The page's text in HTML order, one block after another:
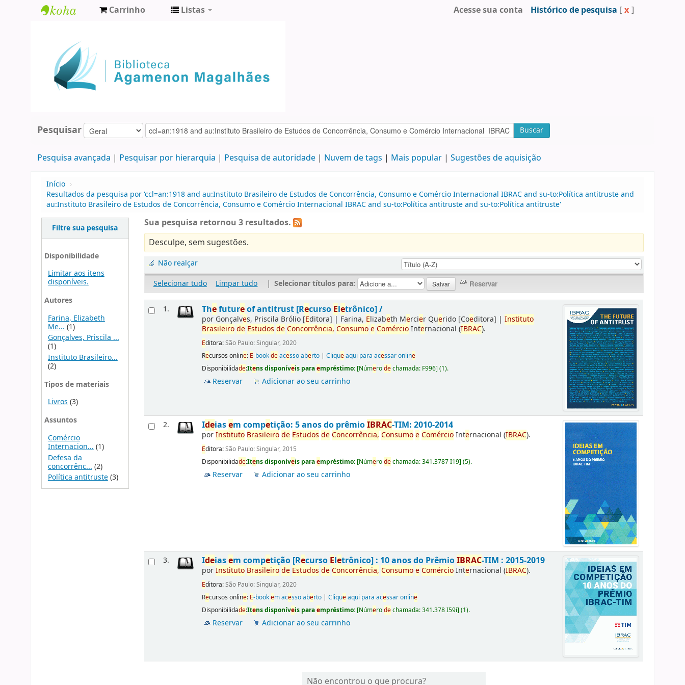
Agamenon
Magalhães
Carrinho Listas Acesse sua conta Histórico de pesquisa [ x ]
Pesquisar Buscar
Pesquisa avançada Pesquisar por hierarquia Pesquisa de autoridade Nuvem de tags Mais popular Sugestões de aquisição
Início ›
Resultados da pesquisa por 'ccl=an:1918 and au:Instituto Brasileiro de Estudos de Concorrência, Consumo e Comércio Internacional IBRAC and su-to:Política antitruste and
au:Instituto Brasileiro de Estudos de Concorrência, Consumo e Comércio Internacional IBRAC and su-to:Política antitruste and su-to:Política antitruste'
Filtre sua pesquisa
Disponibilidade
Limitar aos itens
disponíveis.
Autores
Farina, Elizabeth
Me... (1)
Gonçalves, Priscila ...
(1)
Instituto Brasileiro...
(2)
Tipos de materiais
Livros(3)
Assuntos
Comércio
Internacion... (1)
Defesa da
concorrênc... (2)
Política antitruste(3)
Sua pesquisa retornou 3 resultados.
Desculpe, sem sugestões.
Não realçar
Selecionar tudo
Limpar tudo | Selecionar títulos para:
1. Thefutureof antitrust [Recurso Eletrônico] /
por Gonçalves, Priscila Brólio [Editora] | Farina, Elizabeth Mercier Querido [Coeditora] |Instituto
Brasileirode Estudos deConcorrência, ConsumoeComércioInternacional (IBRAC).
Editora:São Paulo: Singular, 2020
Recursos online: E-bookdeacesso aberto |Cliqueaqui para acessar online
Disponibilidade:Itens disponíveis paraempréstimo: [Númerodechamada: F996](1).
Reservar Adicionar ao seu carrinho
2. Ideiasem competição: 5 anos do prêmioIBRAC-TIM: 2010-2014
porInstituto Brasileirode Estudos deConcorrência, ConsumoeComércioInternacional (IBRAC).
Editora:São Paulo: Singular, 2015
Disponibilidade:Itens disponíveis paraempréstimo: [Númerodechamada:341.3787 I19](5).
Reservar Adicionar ao seu carrinho
3. Ideiasem competição [Recurso Eletrônico] : 10 anos do PrêmioIBRAC-TIM : 2015-2019
porInstituto Brasileirode Estudos deConcorrência, ConsumoeComércioInternacional (IBRAC).
Editora:São Paulo: Singular, 2020
Recursos online: E-bookem acesso aberto |Cliqueaqui para acessar online
Disponibilidade:Itens disponíveis paraempréstimo: [Númerodechamada:341.378 I59i](1).
Reservar Adicionar ao seu carrinho
Não encontrou o que procura?